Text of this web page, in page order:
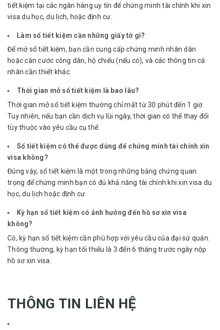
tiết kiệm tại các ngân hàng uy tín để chứng minh tài chính khi xin
visa du học, du lịch, hoặc định cư.
Làm sổ tiết kiệm cần những giấy tờ gì?
Để mở sổ tiết kiệm, bạn cần cung cấp chứng minh nhân dân
hoặc căn cước công dân, hộ chiếu (nếu có), và các thông tin cá
nhân cần thiết khác.
Thời gian mở sổ tiết kiệm là bao lâu?
Thời gian mở sổ tiết kiệm thường chỉ mất từ 30 phút đến 1 giờ.
Tuy nhiên, nếu bạn cần dịch vụ lùi ngày, thời gian có thể thay đổi
tùy thuộc vào yêu cầu cụ thể.
Sổ tiết kiệm có thể được dùng để chứng minh tài chính xin
visa không?
Đúng vậy, sổ tiết kiệm là một trong những bằng chứng quan
trọng để chứng minh bạn có đủ khả năng tài chính khi xin visa du
học, du lịch hoặc định cư.
Kỳ hạn sổ tiết kiệm có ảnh hưởng đến hồ sơ xin visa
không?
Có, kỳ hạn sổ tiết kiệm cần phù hợp với yêu cầu của đại sứ quán.
Thông thường, kỳ hạn tối thiểu là 3 đến 6 tháng trước ngày nộp
hồ sơ xin visa.
THÔNG TIN LIÊN HỆ